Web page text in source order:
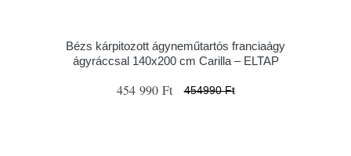
Bézs kárpitozott ágyneműtartós franciaágy
ágyráccsal 140x200 cm Carilla – ELTAP
454 990 Ft 454990 Ft